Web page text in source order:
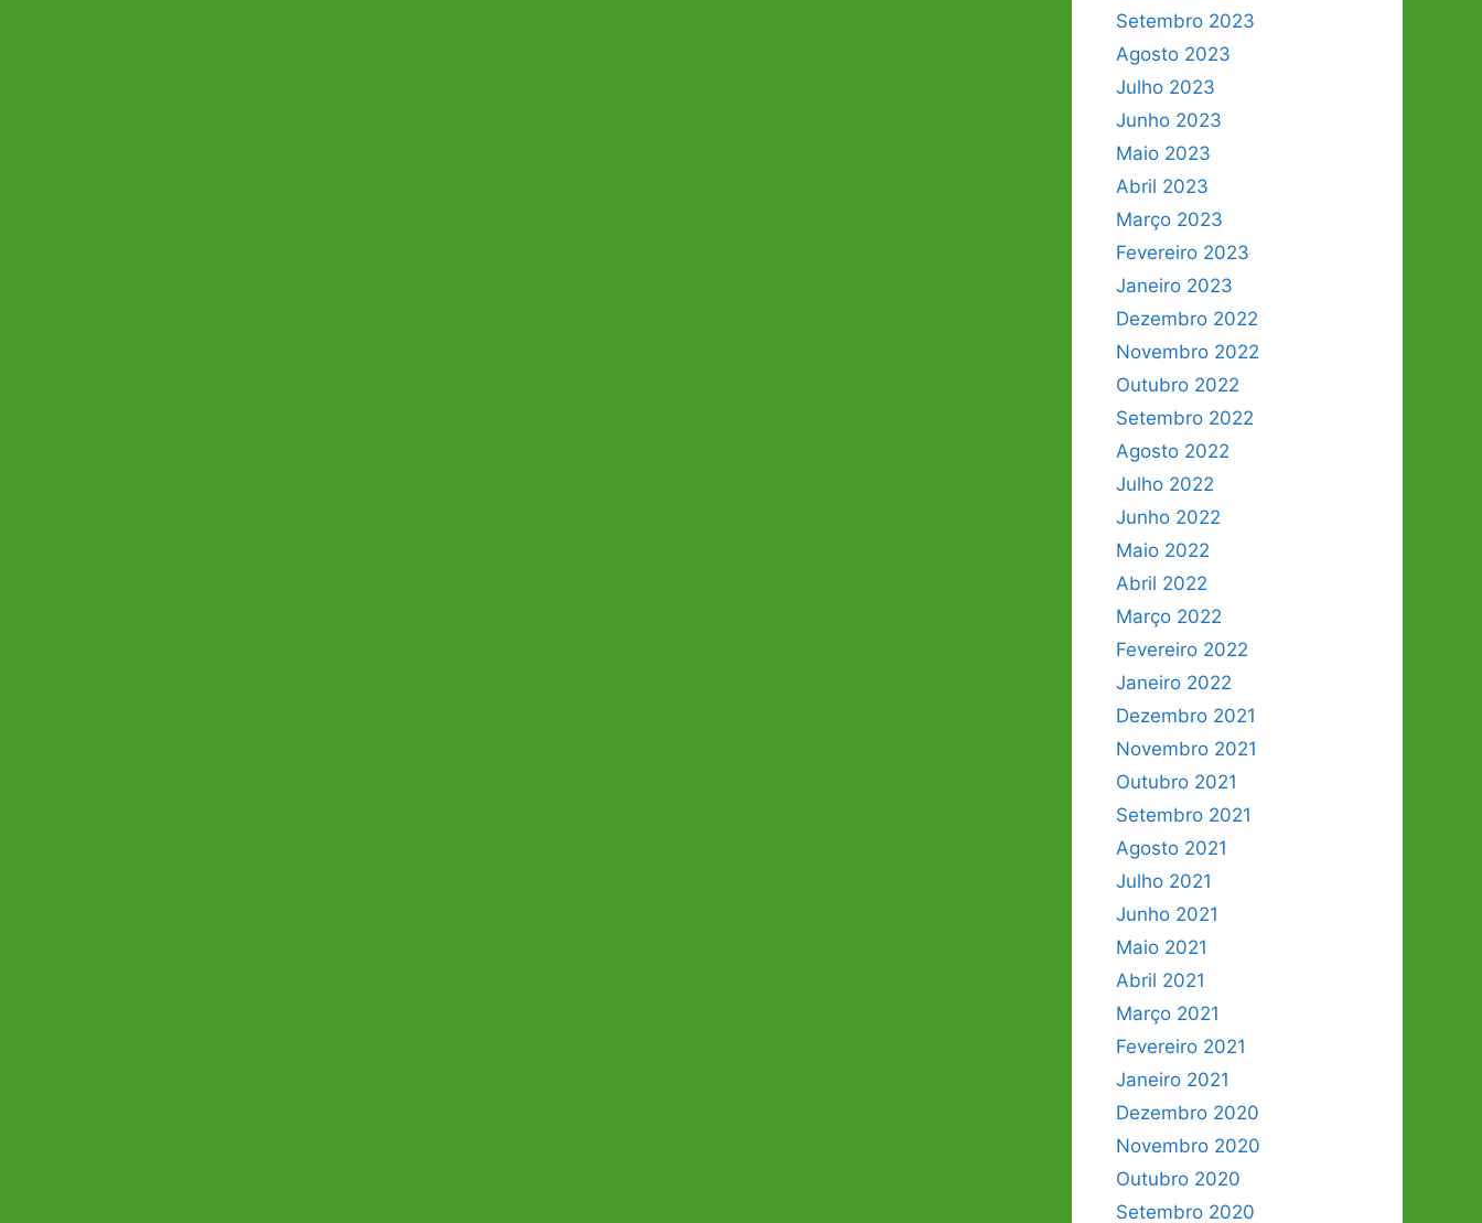
Setembro 2023
Agosto 2023
Julho 2023
Junho 2023
Maio 2023
Abril 2023
Março 2023
Fevereiro 2023
Janeiro 2023
Dezembro 2022
Novembro 2022
Outubro 2022
Setembro 2022
Agosto 2022
Julho 2022
Junho 2022
Maio 2022
Abril 2022
Março 2022
Fevereiro 2022
Janeiro 2022
Dezembro 2021
Novembro 2021
Outubro 2021
Setembro 2021
Agosto 2021
Julho 2021
Junho 2021
Maio 2021
Abril 2021
Março 2021
Fevereiro 2021
Janeiro 2021
Dezembro 2020
Novembro 2020
Outubro 2020
Setembro 2020